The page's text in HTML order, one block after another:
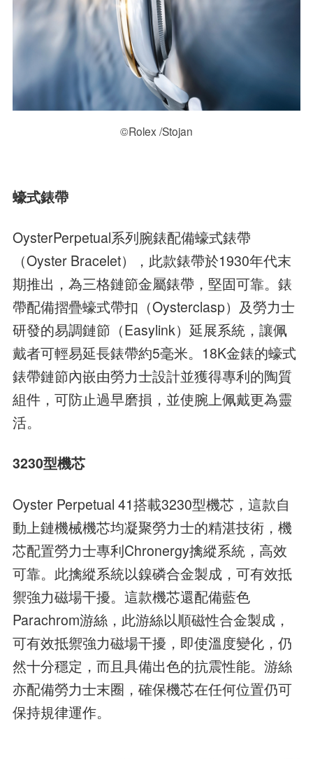
©Rolex /Stojan
蠔式錶帶
OysterPerpetual系列腕錶配備蠔式錶帶
（Oyster Bracelet），此款錶帶於1930年代末
期推出，為三格鏈節金屬錶帶，堅固可靠。錶
帶配備摺疊蠔式帶扣（Oysterclasp）及勞力士
研發的易調鏈節（Easylink）延展系統，讓佩
戴者可輕易延長錶帶約5毫米。18K金錶的蠔式
錶帶鏈節內嵌由勞力士設計並獲得專利的陶質
組件，可防止過早磨損，並使腕上佩戴更為靈
活。
3230型機芯
Oyster Perpetual 41搭載3230型機芯，這款自
動上鏈機械機芯均凝聚勞力士的精湛技術，機
芯配置勞力士專利Chronergy擒縱系統，高效
可靠。此擒縱系統以鎳磷合金製成，可有效抵
禦強力磁場干擾。這款機芯還配備藍色
Parachrom游絲，此游絲以順磁性合金製成，
可有效抵禦強力磁場干擾，即使溫度變化，仍
然十分穩定，而且具備出色的抗震性能。游絲
亦配備勞力士末圈，確保機芯在任何位置仍可
保持規律運作。